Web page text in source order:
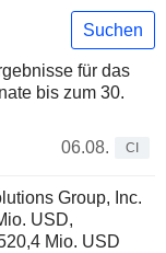
Suchen
für das
bis zum 30.
06.08.
CI
Group, Inc.
USD,
Mio. USD